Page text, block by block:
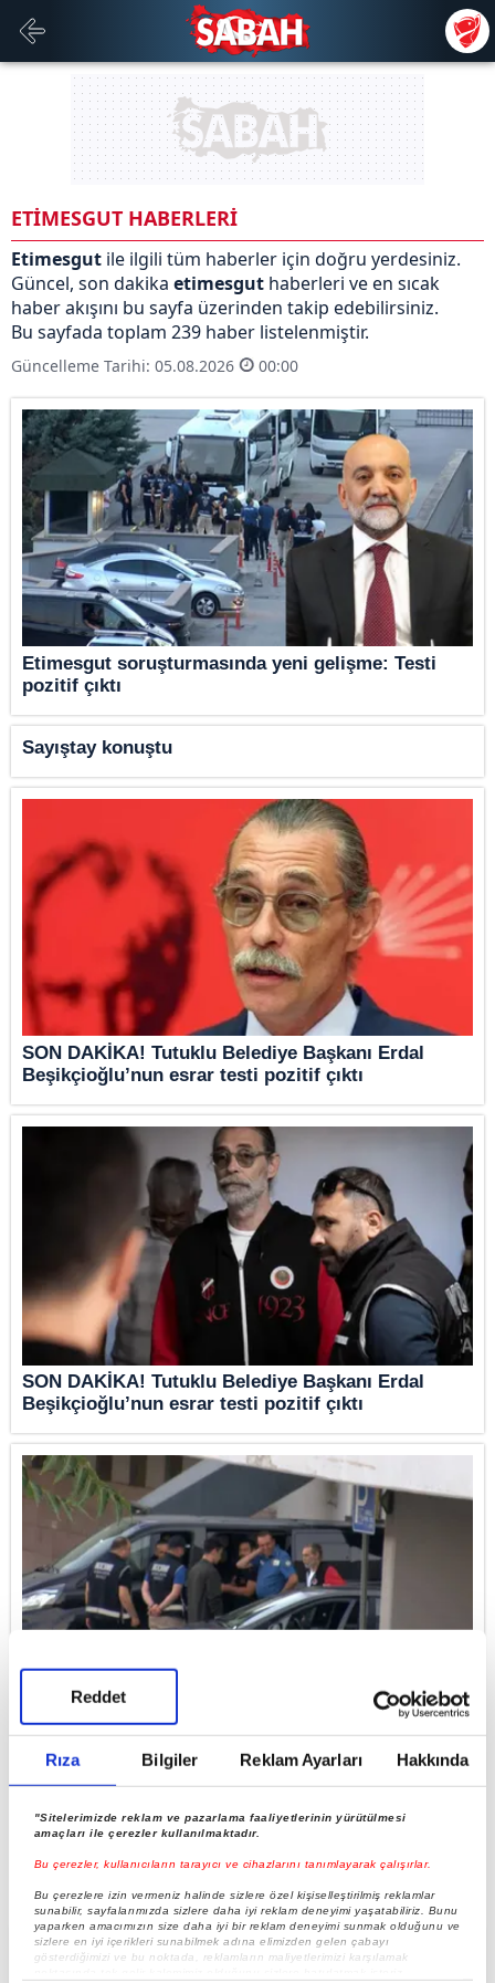
Rıza Bilgiler Reklam Ayarları Hakkında
"Sitelerimizde reklam ve pazarlama faaliyetlerinin yürütülmesi
amaçları ile çerezler kullanılmaktadır.
Bu çerezler, kullanıcıların tarayıcı ve cihazlarını tanımlayarak çalışırlar.
Bu çerezlere izin vermeniz halinde sizlere özel kişiselleştirilmiş reklamlar
sunabilir, sayfalarımızda sizlere daha iyi reklam deneyimi yaşatabiliriz. Bunu
yaparken amacımızın size daha iyi bir reklam deneyimi sunmak olduğunu ve
sizlere en iyi içerikleri sunabilmek adına elimizden gelen çabayı
gösterdiğimizi ve bu noktada, reklamların maliyetlerimizi karşılamak
Reddet
ETİMESGUT HABERLERİ
Etimesgut ile ilgili tüm haberler için doğru yerdesiniz.
Güncel, son dakika etimesgut haberleri ve en sıcak
haber akışını bu sayfa üzerinden takip edebilirsiniz.
Bu sayfada toplam 239 haber listelenmiştir.
Güncelleme Tarihi: 05.08.2026 00:00
Etimesgut soruşturmasında yeni gelişme: Testi
pozitif çıktı
Sayıştay konuştu
SON DAKİKA! Tutuklu Belediye Başkanı Erdal
Beşikçioğlu’nun esrar testi pozitif çıktı
SON DAKİKA! Tutuklu Belediye Başkanı Erdal
Beşikçioğlu’nun esrar testi pozitif çıktı
SON DAKİKA | Erdal Beşikçioğlu Etimesgut'ta
rüşvet vermeyen vatandaşı canından bezdirdi! "Bu
bölgede size iş...